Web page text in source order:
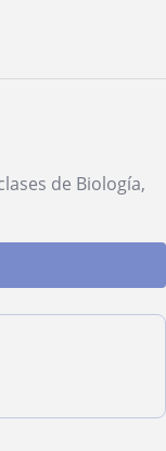
de Biología,